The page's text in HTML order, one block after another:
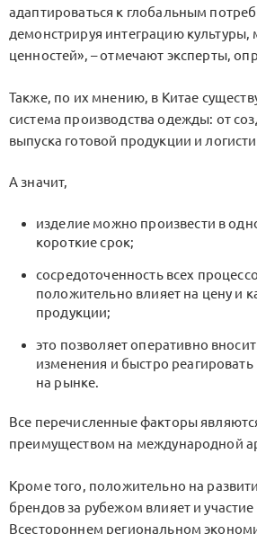
адаптироваться к глобальным
демонстрируя интеграцию
ценностей», – отмечают эксперты,
Также, по их мнению, в Китае
система производства одежды: от
выпуска готовой продукции и
А значит,
изделие можно произвести в
короткие срок;
сосредоточенность всех
положительно влияет на цену и
продукции;
это позволяет оперативно
изменения и быстро
на рынке.
Все перечисленные факторы
преимуществом на международной
Кроме того, положительно на
брендов за рубежом влияет и
Всестороннем региональном